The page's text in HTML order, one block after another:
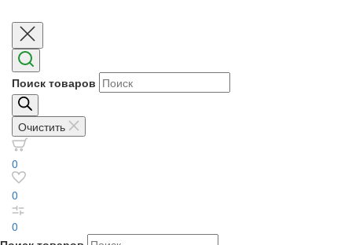
Поиск товаров
Очистить
0
0
0